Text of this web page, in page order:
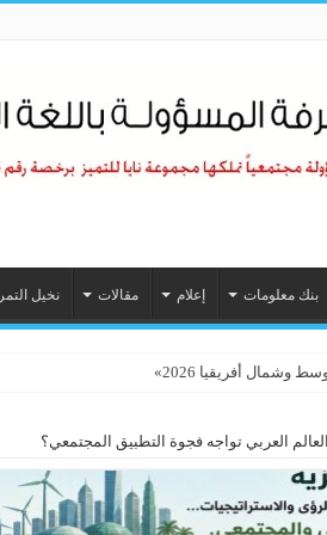
بنك معلومات إعلام مقالات نخيل التمر
البيئية المستدامة
العالم العربي تواجه فجوة التطبيق المجتمعي؟